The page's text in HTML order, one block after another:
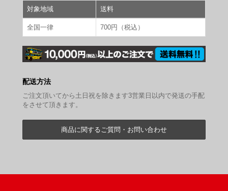
対象地域 送料
全国一律 700円（税込）
配送方法
ご注文頂いてから土日祝を除きます3営業日以内で発送の手配
をさせて頂きます。
商品に関するご質問・お問い合わせ